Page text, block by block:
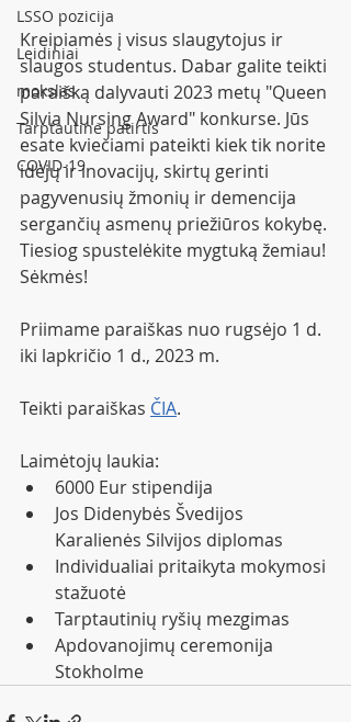
LSSO pozicija
Leidiniai
mokslas
Tarptautinė patirtis
COVID-19
Kreipiamės į visus slaugytojus ir
slaugos studentus. Dabar galite teikti
paraišką dalyvauti 2023 metų "Queen
Silvia Nursing Award" konkurse. Jūs
esate kviečiami pateikti kiek tik norite
idėjų ir inovacijų, skirtų gerinti
pagyvenusių žmonių ir demencija
sergančių asmenų priežiūros kokybę.
Tiesiog spustelėkite mygtuką žemiau!
Sėkmės!
Priimame paraiškas nuo rugsėjo 1 d.
iki lapkričio 1 d., 2023 m.
Teikti paraiškas ČIA.
Laimėtojų laukia:
6000 Eur stipendija
Jos Didenybės Švedijos
Karalienės Silvijos diplomas
Individualiai pritaikyta mokymosi
stažuotė
Tarptautinių ryšių mezgimas
Apdovanojimų ceremonija
Stokholme